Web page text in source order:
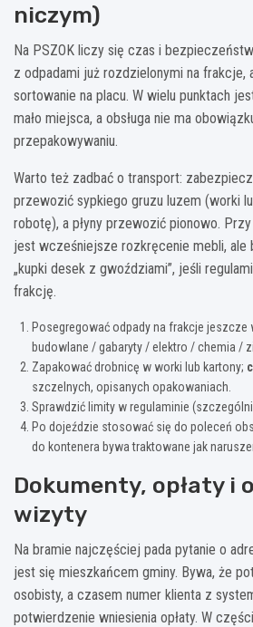
niczym)
Na PSZOK liczy się czas i
z odpadami już rozdzielonymi na frakcje,
sortowanie na placu. W wielu punktach
mało miejsca, a obsługa nie ma
przepakowywaniu.
Warto też zadbać o transport:
przewozić sypkiego gruzu luzem (worki
robotę), a płyny przewozić pionowo.
jest wcześniejsze rozkręcenie mebli, ale
„kupki desek z gwoździami”, jeśli
frakcję.
Posegregować odpady na frakcje jeszcze
budowlane / gabaryty / elektro / chemia /
Zapakować drobnicę w worki lub kartony;
szczelnych, opisanych opakowaniach.
Sprawdzić limity w regulaminie
Po dojeździe stosować się do poleceń
do kontenera bywa traktowane jak
Dokumenty, opłaty i
wizyty
Na bramie najczęściej pada pytanie o
jest się mieszkańcem gminy. Bywa, że
osobisty, a czasem numer klienta z
potwierdzenie wniesienia opłaty. W